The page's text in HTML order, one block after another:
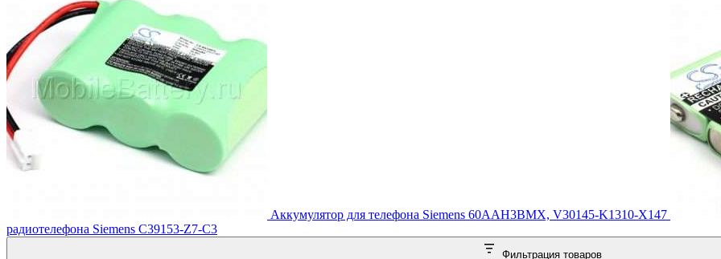
Аккумулятор для телефона Siemens 60AAH3BMX, V30145-K1310-X147
радиотелефона Siemens C39153-Z7-C3
Фильтрация товаров